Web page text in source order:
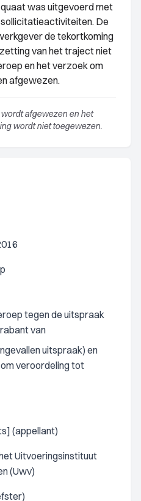
was uitgevoerd met
De
de tekortkoming
van het traject niet
en het verzoek om
afgewezen.
afgewezen en het
wordt niet toegewezen.
tegen de uitspraak
van
uitspraak) en
veroordeling tot
(appellant)
Uitvoeringsinstituut
(Uwv)